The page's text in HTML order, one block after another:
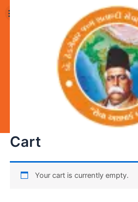
Cart
Your cart is currently empty.